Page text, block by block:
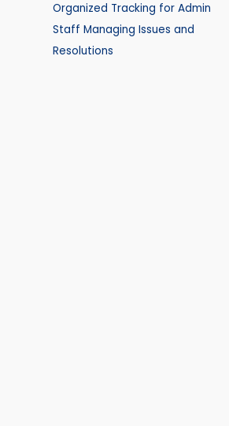
Organized Tracking for Admin
Staff Managing Issues and
Resolutions